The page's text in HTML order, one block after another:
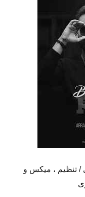
/ تنظیم ، میکس و